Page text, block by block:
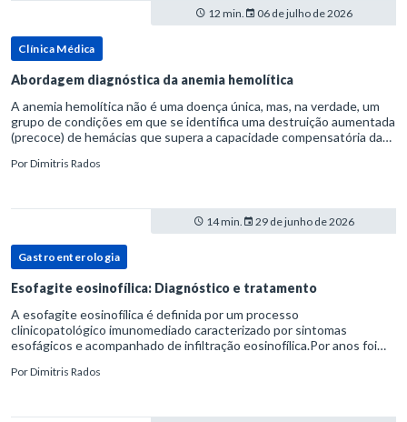
12 min. 06 de julho de 2026
Clínica Médica
Abordagem diagnóstica da anemia hemolítica
A anemia hemolítica não é uma doença única, mas, na verdade, um
grupo de condições em que se identifica uma destruição aumentada
(precoce) de hemácias que supera a capacidade compensatória da
PorDimitris Rados
14 min. 29 de junho de 2026
Gastroenterologia
Esofagite eosinofílica: Diagnóstico e tratamento
A esofagite eosinofílica é definida por um processo
clinicopatológico imunomediado caracterizado por sintomas
esofágicos e acompanhado de infiltração eosinofílica.Por anos foi
refluxo gastr
PorDimitris Rados